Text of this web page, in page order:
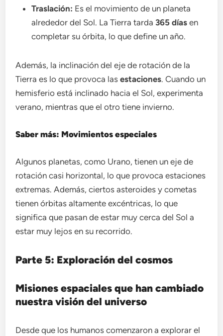
Traslación: Es el movimiento de un planeta
alrededor del Sol. La Tierra tarda 365 días en
completar su órbita, lo que define un año.
Además, la inclinación del eje de rotación de la
Tierra es lo que provoca lasestaciones. Cuando un
hemisferio está inclinado hacia el Sol, experimenta
verano, mientras que el otro tiene invierno.
Saber más: Movimientos especiales
Algunos planetas, como Urano, tienen un eje de
rotación casi horizontal, lo que provoca estaciones
extremas. Además, ciertos asteroides y cometas
tienen órbitas altamente excéntricas, lo que
significa que pasan de estar muy cerca del Sol a
estar muy lejos en su recorrido.
Parte 5: Exploración del cosmos
Misiones espaciales que han cambiado
nuestra visión del universo
Desde que los humanos comenzaron a explorar el